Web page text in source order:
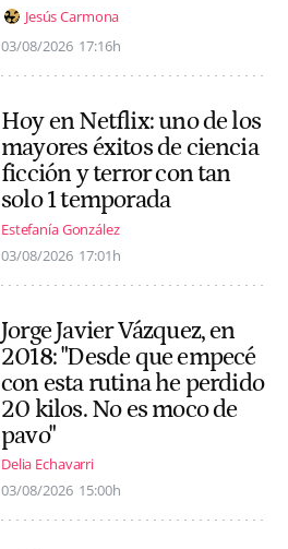
Jesús Carmona
03/08/2026 17:16h
Hoy en Netflix: uno de los
mayores éxitos de ciencia
ficción y terror con tan
solo 1 temporada
Estefanía González
03/08/2026 17:01h
Jorge Javier Vázquez, en
2018: "Desde que empecé
con esta rutina he perdido
20 kilos. No es moco de
pavo"
Delia Echavarri
03/08/2026 15:00h